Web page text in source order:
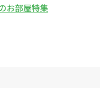
お部屋特集